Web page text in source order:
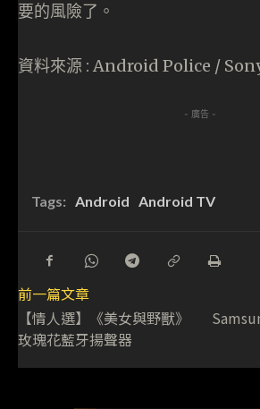
要的風險了。
資料來源 : Android Police /
- 廣告 -
Tags: Android Android TV
前一篇文章
【情人選】《美女與野獸》
玫瑰花藍牙揚聲器